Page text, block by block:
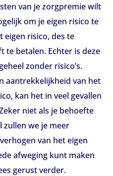
van je zorgpremie wilt
om je eigen risico te
eigen risico, des te
te betalen. Echter is deze
zonder risico’s.
aantrekkelijkheid van het
kan het in veel gevallen
niet als je behoefte
zullen we je meer
van het eigen
afweging kunt maken
gerust verder.